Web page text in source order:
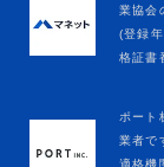
業協会
(登録
格証書
ポート
業者で
適格機